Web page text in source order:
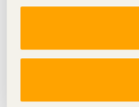
Svenskt Trä
och är en del av
svensk limträ-, KL-